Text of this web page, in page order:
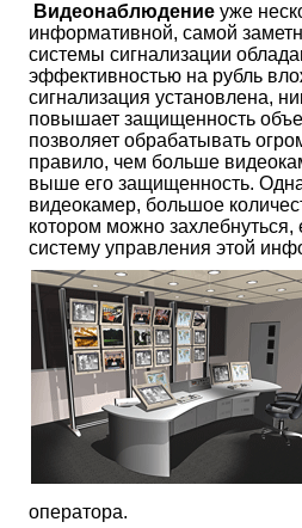
Видеонаблюдение уже
информативной, самой
системы сигнализации
эффективностью на рубль
сигнализация установлена,
повышает защищенность
позволяет обрабатывать
правило, чем больше
выше его защищенность.
видеокамер, большое
котором можно
систему управления этой
оператора.